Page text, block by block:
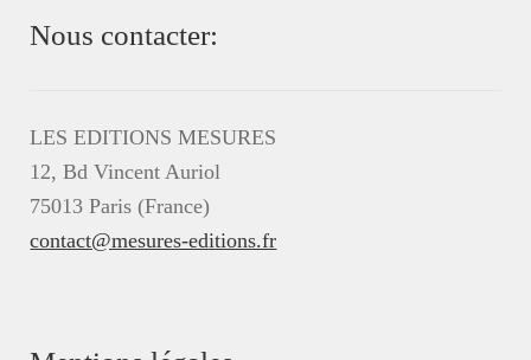
Nous contacter:
LES EDITIONS MESURES
12, Bd Vincent Auriol
75013 Paris (France)
contact@mesures-editions.fr